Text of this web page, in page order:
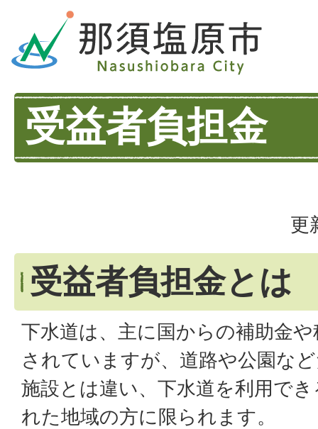
受益者負担金
更
受益者負担金とは
下水道は、主に国からの補助金
されていますが、道路や公園な
施設とは違い、下水道を利用で
れた地域の方に限られます。